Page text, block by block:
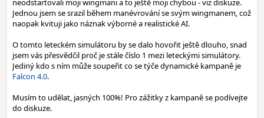
neodstartovali moji wingmani a to ještě moji chybou - viz diskuze.
Jednou jsem se srazil během manévrování se svým wingmanem, což
naopak kvituji jako náznak výborné a realistické AI.
O tomto leteckém simulátoru by se dalo hovořit ještě dlouho, snad
jsem vás přesvědčil proč je stále číslo 1 mezi leteckými simulátory.
Jediný kdo s ním může soupeřit co se týče dynamické kampaně je
Falcon 4.0.
Musím to udělat, jasných 100%! Pro zážitky z kampaně se podívejte
do diskuze.